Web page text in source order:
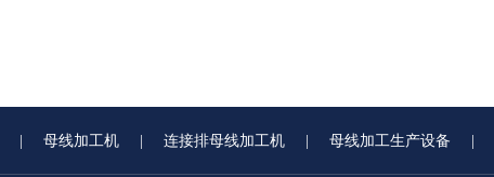
| 母线加工机 | 连接排母线加工机 | 母线加工生产设备 |